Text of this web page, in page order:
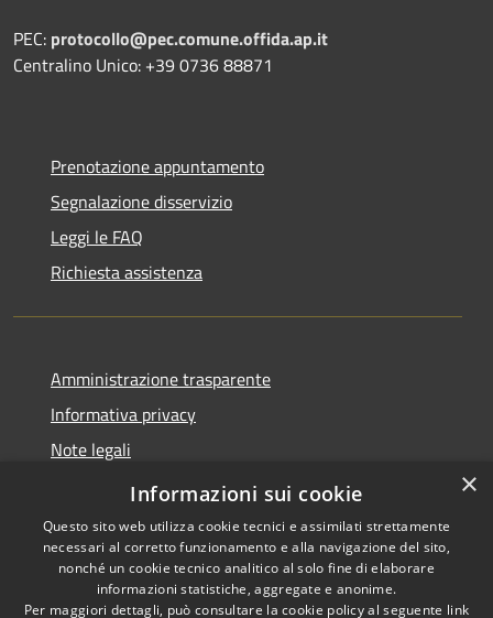
PEC: protocollo@pec.comune.offida.ap.it
Centralino Unico: +39 0736 88871
Prenotazione appuntamento
Segnalazione disservizio
Leggi le FAQ
Richiesta assistenza
Amministrazione trasparente
Informativa privacy
Note legali
Dichiarazione di accessibilità
Copyright © 2026 • Comune di
×
Informazioni sui cookie
Questo sito web utilizza cookie tecnici e assimilati strettamente
necessari al corretto funzionamento e alla navigazione del sito,
nonché un cookie tecnico analitico al solo fine di elaborare
informazioni statistiche, aggregate e anonime.
Per maggiori dettagli, può consultare la cookie policy al seguente link